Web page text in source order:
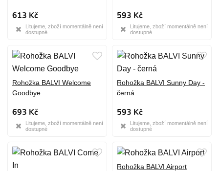
613 Kč
Litujeme, zboží momentálně není
dostupné
593 Kč
Litujeme, zboží momentálně není
dostupné
Rohožka BALVI Welcome
Goodbye
693 Kč
Litujeme, zboží momentálně není
dostupné
Rohožka BALVI Sunny Day -
černá
593 Kč
Litujeme, zboží momentálně není
dostupné
Rohožka BALVI Airport